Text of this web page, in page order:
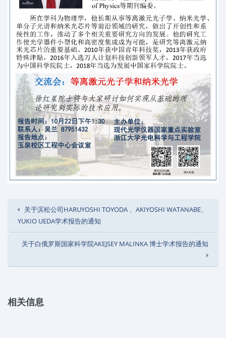
关于滨松公司HARUYOSHI TOYODA 、AKIYOSHI WATANABE、
YUKIO UEDA学术报告的通知
关于白俄罗斯国家科学院AKEJSEY MALINKA 博士学术报告的通知
相关信息